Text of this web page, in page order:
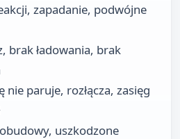
zapadanie, podwójne
brak ładowania, brak
nie paruje, rozłącza, zasięg
uszkodzone